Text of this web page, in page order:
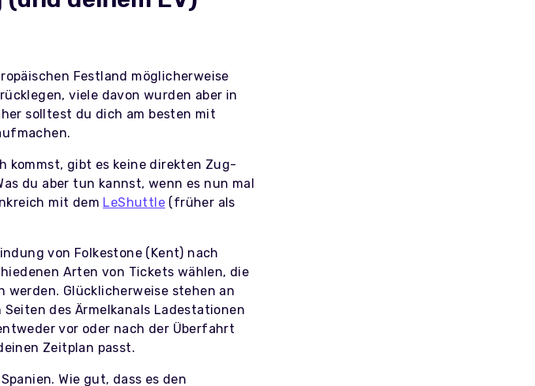
Festland möglicherweise
viele davon wurden aber in
solltest du dich am besten mit
kommst, gibt es keine direkten Zug-
du aber tun kannst, wenn es nun mal
mit dem LeShuttle (früher als
von Folkestone (Kent) nach
Arten von Tickets wählen, die
Glücklicherweise stehen an
des Ärmelkanals Ladestationen
vor oder nach der Überfahrt
Zeitplan passt.
Wie gut, dass es den